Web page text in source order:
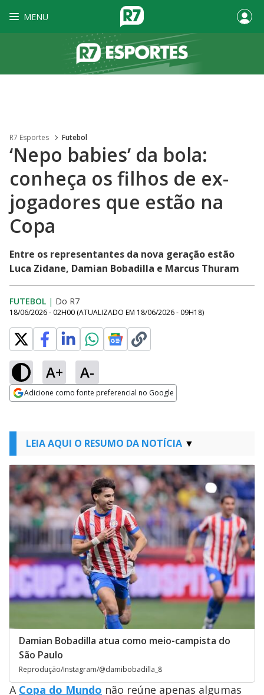
MENU
R7 Esportes Futebol
‘Nepo babies’ da bola:
conheça os filhos de ex-
jogadores que estão na
Copa
Entre os representantes da nova geração estão
Luca Zidane, Damian Bobadilla e Marcus Thuram
FUTEBOL | Do R7
18/06/2026 - 02H00 (ATUALIZADO EM 18/06/2026 - 09H18)
A+ A-
Adicione como fonte preferencial no Google
LEIA AQUI O RESUMO DA NOTÍCIA
Damian Bobadilla atua como meio-campista do
São Paulo
Reprodução/Instagram/@damibobadilla_8
A Copa do Mundo não reúne apenas algumas